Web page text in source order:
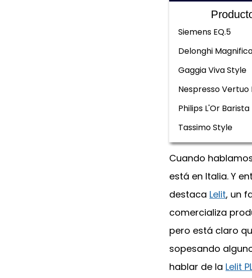
Siemens EQ.5
Delonghi
Gaggia Viva Style
Nespresso Vertuo
Philips L'Or Barista
Tassimo Style
Cuando
está en Italia. Y
destaca Lelit, un
comercializa
pero está claro
sopesando
hablar de la Lelit